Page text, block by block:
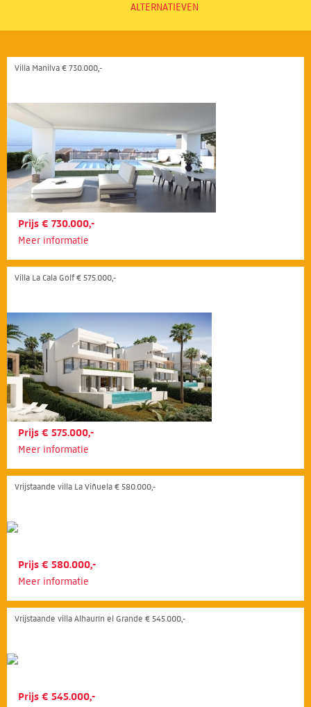
ALTERNATIEVEN
Villa Manilva € 730.000,-
Prijs € 730.000,-
Meer informatie
Villa La Cala Golf € 575.000,-
Prijs € 575.000,-
Meer informatie
Vrijstaande villa La Viñuela € 580.000,-
Prijs € 580.000,-
Meer informatie
Vrijstaande villa Alhaurín el Grande € 545.000,-
Prijs € 545.000,-